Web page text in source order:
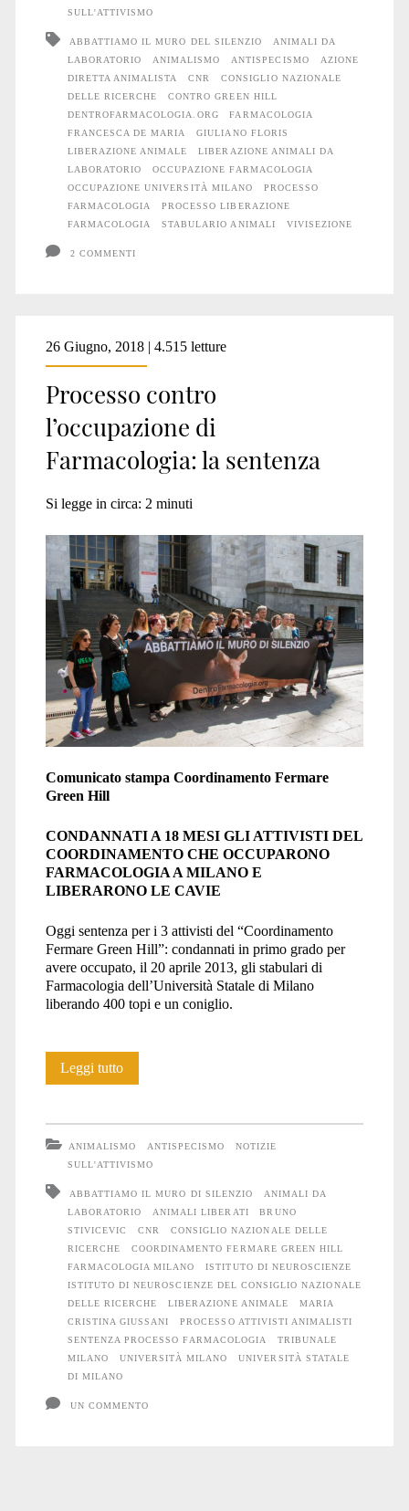
di
Farmacologia:
l’ultimo
atto
SULL'ATTIVISMO
ABBATTIAMO IL MURO DEL SILENZIO
ANIMALI DA
LABORATORIO
ANIMALISMO ANTISPECISMO
AZIONE
DIRETTA ANIMALISTA
CNR
CONSIGLIO NAZIONALE
DELLE RICERCHE
CONTRO GREEN HILL
DENTROFARMACOLOGIA.ORG
FARMACOLOGIA
FRANCESCA DE MARIA
GIULIANO FLORIS
LIBERAZIONE ANIMALE
LIBERAZIONE ANIMALI DA
LABORATORIO
OCCUPAZIONE FARMACOLOGIA
OCCUPAZIONE UNIVERSITÀ MILANO
PROCESSO
FARMACOLOGIA
PROCESSO LIBERAZIONE
FARMACOLOGIA
STABULARIO ANIMALI VIVISEZIONE
2 COMMENTI
26 Giugno, 2018 | 4.515 letture
Processo contro
l’occupazione di
Farmacologia: la sentenza
Si legge in circa: 2 minuti
Comunicato stampa Coordinamento Fermare
Green Hill
CONDANNATI A 18 MESI GLI ATTIVISTI DEL
COORDINAMENTO CHE OCCUPARONO
FARMACOLOGIA A MILANO E
LIBERARONO LE CAVIE
Oggi sentenza per i 3 attivisti del “Coordinamento
Fermare Green Hill”: condannati in primo grado per
avere occupato, il 20 aprile 2013, gli stabulari di
Farmacologia dell’Università Statale di Milano
liberando 400 topi e un coniglio.
Leggi tuttoProcesso
di
Farmacologia:
la
sentenza
ANIMALISMO ANTISPECISMO
NOTIZIE
SULL'ATTIVISMO
ABBATTIAMO IL MURO DI SILENZIO
ANIMALI DA
LABORATORIO
ANIMALI LIBERATI
BRUNO
STIVICEVIC
CNR
CONSIGLIO NAZIONALE DELLE
RICERCHE
COORDINAMENTO FERMARE GREEN HILL
FARMACOLOGIA MILANO
ISTITUTO DI NEUROSCIENZE
ISTITUTO DI NEUROSCIENZE DEL CONSIGLIO NAZIONALE
DELLE RICERCHE
LIBERAZIONE ANIMALE
MARIA
CRISTINA GIUSSANI
PROCESSO ATTIVISTI ANIMALISTI
SENTENZA PROCESSO FARMACOLOGIA
TRIBUNALE
MILANO
UNIVERSITÀ MILANO
UNIVERSITÀ STATALE
DI MILANO
UN COMMENTO